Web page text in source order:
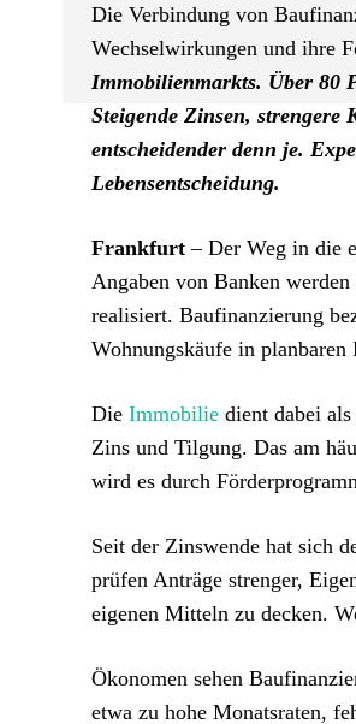
Die Verbindung von
Wechselwirkungen und ihre
Immobilienmarkts. Über 80
Steigende Zinsen,
entscheidender denn je.
Lebensentscheidung.
Frankfurt – Der Weg in die
Angaben von Banken
realisiert. Baufinanzierung
Wohnungskäufe in
Die Immobilie dient dabei
Zins und Tilgung. Das am
wird es durch
Seit der Zinswende hat sich
prüfen Anträge strenger,
eigenen Mitteln zu decken.
Ökonomen sehen
etwa zu hohe Monatsraten,